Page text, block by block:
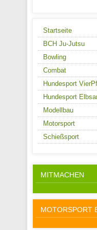
Startseite
BCH Ju-Jutsu
Bowling
Combat
Hundesport
Hundesport
Modellbau
Motorsport
Schießsport
MITMACHEN
MOTORSPORT